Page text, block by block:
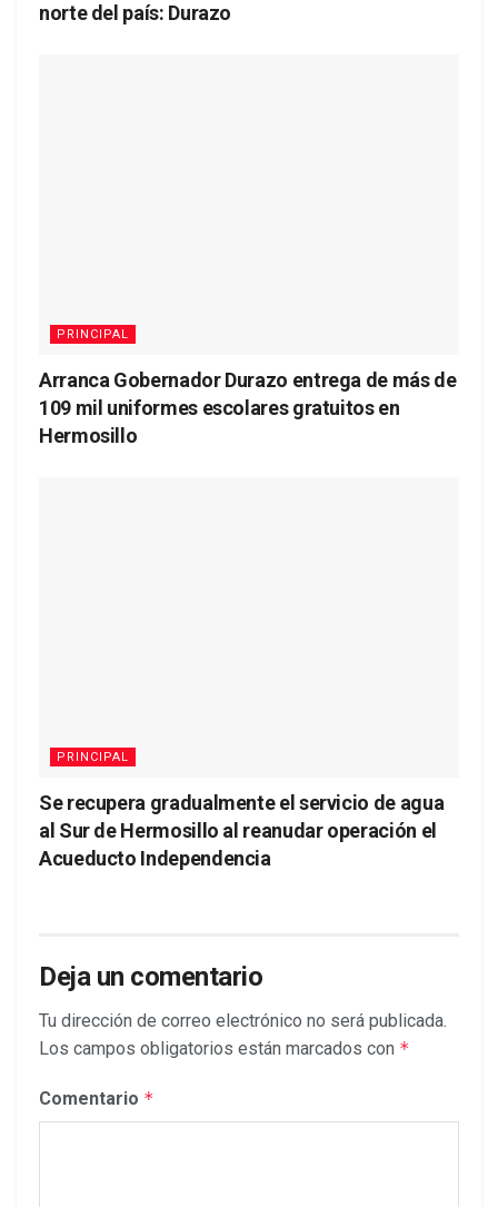
norte del país: Durazo
PRINCIPAL
Arranca Gobernador Durazo entrega de más de
109 mil uniformes escolares gratuitos en
Hermosillo
PRINCIPAL
Se recupera gradualmente el servicio de agua
al Sur de Hermosillo al reanudar operación el
Acueducto Independencia
Deja un comentario
Tu dirección de correo electrónico no será publicada.
Los campos obligatorios están marcados con *
Comentario *